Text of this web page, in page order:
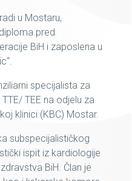
u Mostaru,
pred
BiH i zaposlena u
specijalista za
TEE na odjelu za
klinici (KBC) Mostar.
subspecijalističkog
ispit iz kardiologije
BiH. Član je